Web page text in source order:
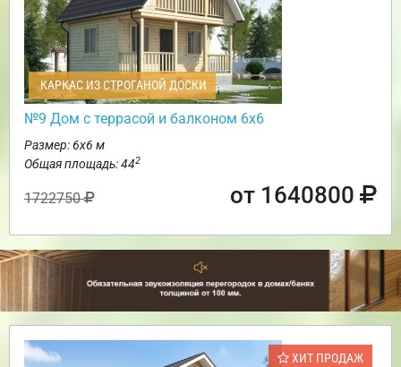
КАРКАС ИЗ СТРОГАНОЙ ДОСКИ
№9 Дом с террасой и балконом 6х6
Размер: 6х6 м
Общая площадь: 442
1722750 от 1640800
ХИТ ПРОДАЖ